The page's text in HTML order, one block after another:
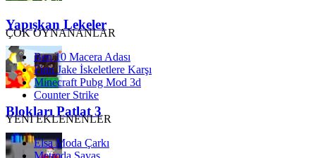
Yapışkan Lekeler
Blokları Patlat 3
ÇOK OYNANANLAR
Ben 10 Macera Adası
Finn Jake İskeletlere Karşı
Minecraft Pubg Mod 3d
Counter Strike
YENİ EKLENENLER
Elsa Moda Çarkı
Metroda Savaş